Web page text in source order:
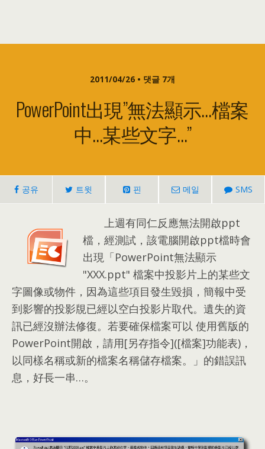
2011/04/26 • 댓글 7개
PowerPoint出現”無法顯示…檔案
中…某些文字…”
공유 트윗 핀 메일 SMS
上週有同仁反應無法開啟ppt
檔 ， 經測試 ， 該電腦開啟ppt檔時會
出現「PowerPoint無法顯示
"XXX.ppt" 檔案中投影片上的某些文
字圖像或物件 ， 因為這些項目發生毀損 ， 簡報中受
到影響的投影覑已經以空白投影片取代。 遺失的資
訊已經沒辦法修復。 若要確保檔案可以 使用舊版的
PowerPoint開啟 ， 請用[另存指令]([檔案]功能表)，
以同樣名稱或新的檔案名稱儲存檔案。
」的錯誤訊
息 ， 好長一串…。